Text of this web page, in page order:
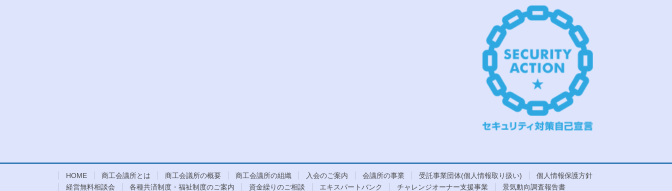
HOME 商工会議所とは 商工会議所の概要 商工会議所の組織 入会のご案内 会議所の事業 受託事業団体(個人情報取り扱い)
個人情報保護方針
経営無料相談会
各種共済制度・福祉制度のご案内 資金繰りのご相談 エキスパートバンク チャレンジオーナー支援事業 景気動向調査報告書